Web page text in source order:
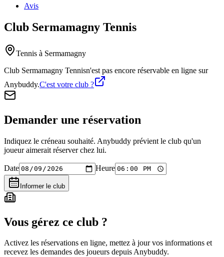
Avis
Club Sermamagny Tennis
Tennis à Sermamagny
Club Sermamagny Tennisn'est pas encore réservable en ligne sur
Anybuddy.C'est votre club ?
Demander une réservation
Indiquez le créneau souhaité. Anybuddy prévient le club qu'un
joueur aimerait réserver chez lui.
Date Heure
Informer le club
Vous gérez ce club ?
Activez les réservations en ligne, mettez à jour vos informations et
recevez les demandes des joueurs depuis Anybuddy.